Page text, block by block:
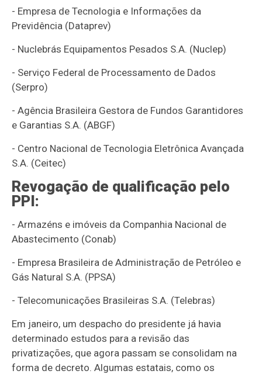
- Empresa de Tecnologia e Informações da
Previdência (Dataprev)
- Nuclebrás Equipamentos Pesados S.A. (Nuclep)
- Serviço Federal de Processamento de Dados
(Serpro)
- Agência Brasileira Gestora de Fundos Garantidores
e Garantias S.A. (ABGF)
- Centro Nacional de Tecnologia Eletrônica Avançada
S.A. (Ceitec)
Revogação de qualificação pelo
PPI:
- Armazéns e imóveis da Companhia Nacional de
Abastecimento (Conab)
- Empresa Brasileira de Administração de Petróleo e
Gás Natural S.A. (PPSA)
- Telecomunicações Brasileiras S.A. (Telebras)
Em janeiro, um despacho do presidente já havia
determinado estudos para a revisão das
privatizações, que agora passam se consolidam na
forma de decreto. Algumas estatais, como os